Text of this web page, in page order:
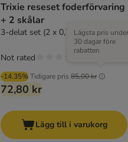
Trixie reseset foderförvaring
+ 2 skålar
3-delat set (2 x 0,75 l + 1 x 2 l)
-14.35%Tidigare pris 85,00 kr
Lägsta pris under
30 dagar före
rabatten
72,80 kr
Not rated
Lägg till i varukorg